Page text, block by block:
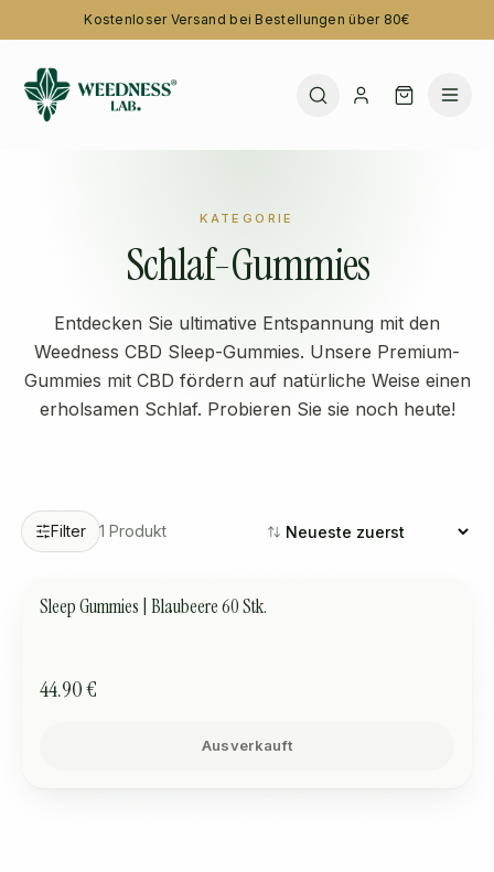
Kostenloser Versand bei Bestellungen über 80€
KATEGORIE
Schlaf-Gummies
Entdecken Sie ultimative Entspannung mit den
Weedness CBD Sleep-Gummies. Unsere Premium-
Gummies mit CBD fördern auf natürliche Weise einen
erholsamen Schlaf. Probieren Sie sie noch heute!
Filter 1 Produkt
SCHLAF
Sleep Gummies | Blaubeere 60 Stk.
44.90 €
Ausverkauft